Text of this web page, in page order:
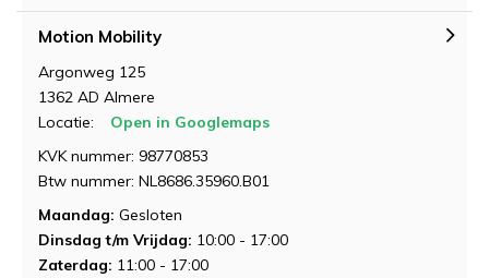
Motion Mobility
Argonweg 125
1362 AD Almere
Locatie:
Open in Googlemaps
KVK nummer: 98770853
Btw nummer: NL8686.35960.B01
Maandag: Gesloten
Dinsdag t/m Vrijdag: 10:00 - 17:00
Zaterdag: 11:00 - 17:00
Opmerkingen
Opmerkingen
Demonstratie aanvragen